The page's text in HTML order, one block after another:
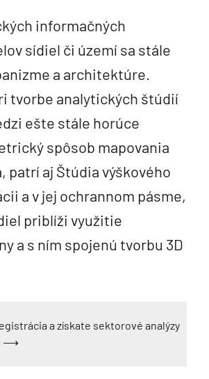
informačných
sídiel či území sa stále
a architektúre.
tvorbe analytických štúdií
ešte stále horúce
spôsob mapovania
patrí aj Štúdia výškového
a v jej ochrannom pásme,
priblíži využitie
a s ním spojenú tvorbu 3D
a získate sektorové analýzy
⟶